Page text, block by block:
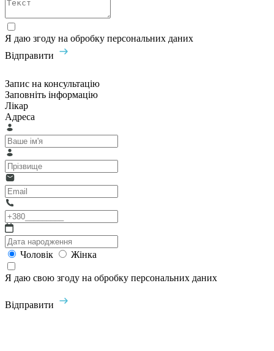
Я даю згоду на обробку персональних даних
Відправити
Запис на консультацію
Заповніть інформацію
Лікар
Адреса
Чоловік Жінка
Я даю свою згоду на обробку персональних даних
Відправити